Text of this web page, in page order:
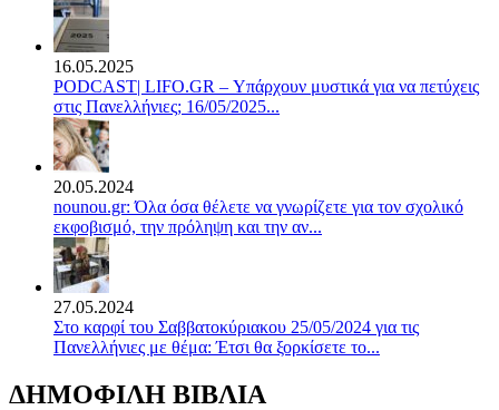
16.05.2025
PODCAST| LIFO.GR – Υπάρχουν μυστικά για να πετύχεις
στις Πανελλήνιες; 16/05/2025...
20.05.2024
nounou.gr: Όλα όσα θέλετε να γνωρίζετε για τον σχολικό
εκφοβισμό, την πρόληψη και την αν...
27.05.2024
Στο καρφί του Σαββατοκύριακου 25/05/2024 για τις
Πανελλήνιες με θέμα: Έτσι θα ξορκίσετε το...
ΔΗΜΟΦΙΛΗ ΒΙΒΛΙΑ